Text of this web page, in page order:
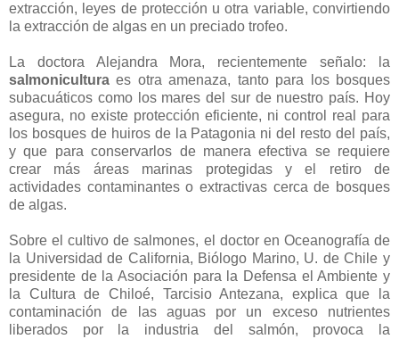
extracción, leyes de protección u otra variable, convirtiendo
la extracción de algas en un preciado trofeo.
La doctora Alejandra Mora, recientemente señalo: la
salmonicultura es otra amenaza, tanto para los bosques
subacuáticos como los mares del sur de nuestro país. Hoy
asegura, no existe protección eficiente, ni control real para
los bosques de huiros de la Patagonia ni del resto del país,
y que para conservarlos de manera efectiva se requiere
crear más áreas marinas protegidas y el retiro de
actividades contaminantes o extractivas cerca de bosques
de algas.
Sobre el cultivo de salmones, el doctor en Oceanografía de
la Universidad de California, Biólogo Marino, U. de Chile y
presidente de la Asociación para la Defensa el Ambiente y
la Cultura de Chiloé, Tarcisio Antezana, explica que la
contaminación de las aguas por un exceso nutrientes
liberados por la industria del salmón, provoca la